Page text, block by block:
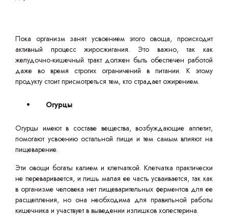
Пока организм занят усвоением этого овоща, происходит
активный процесс жиросжигания. Это важно, так как
желудочно-кишечный тракт должен быть обеспечен работой
даже во время строгих ограничений в питании. К этому
продукту стоит присмотреться тем, кто страдает ожирением.
Огурцы
Огурцы имеют в составе вещества, возбуждающие аппетит,
помогают усвоению остальной пищи и тем самым влияют на
пищеварение.
Эти овощи богаты калием и клетчаткой. Клетчатка практически
не переваривается, и лишь малая ее часть усваивается, так как
в организме человека нет пищеварительных ферментов для ее
расщепления, но она необходима для правильной работы
кишечника и участвует в выведении излишков холестерина.